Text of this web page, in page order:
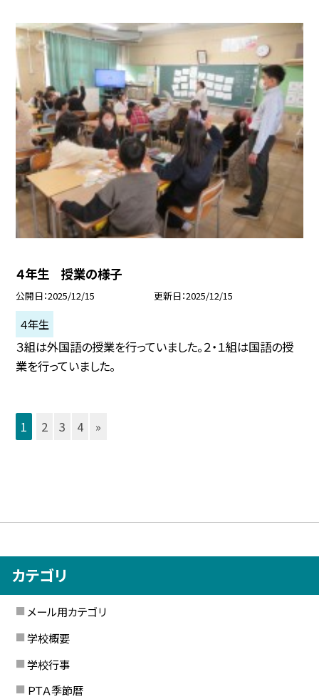
４年生 授業の様子
公開日 2025/12/15 更新日 2025/12/15
４年生
３組は外国語の授業を行っていました。２・１組は国語の授
業を行っていました。
1 2 3 4 »
カテゴリ
メール用カテゴリ
学校概要
学校行事
ＰＴＡ季節暦